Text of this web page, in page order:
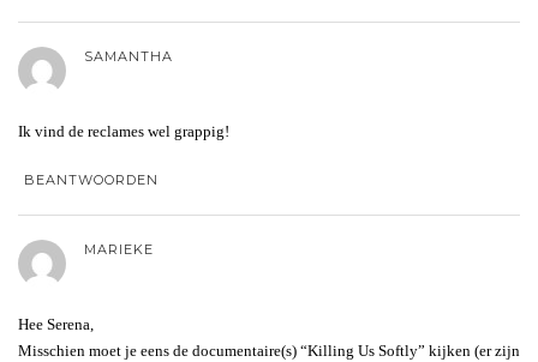
SAMANTHA
Ik vind de reclames wel grappig!
BEANTWOORDEN
MARIEKE
Hee Serena,
Misschien moet je eens de documentaire(s) “Killing Us Softly” kijken (er zijn